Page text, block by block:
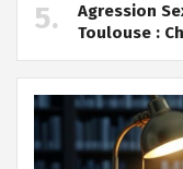
Agression
Toulouse :